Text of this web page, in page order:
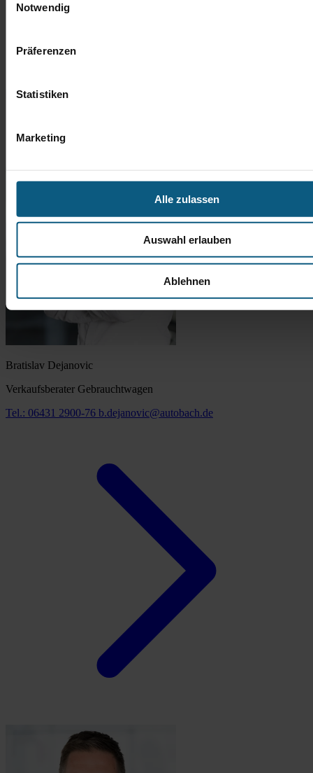
Notwendig
Präferenzen
Statistiken
Marketing
Alle zulassen
Auswahl erlauben
Ablehnen
Bratislav Dejanovic
Verkaufsberater Gebrauchtwagen
Tel.: 06431 2900-76 b.dejanovic@autobach.de